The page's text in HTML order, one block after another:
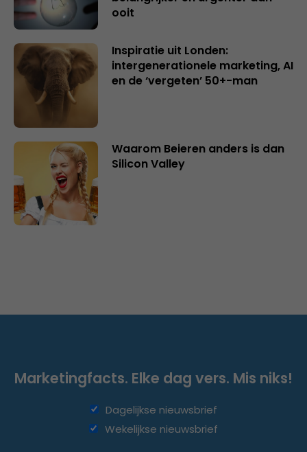
ooit
Inspiratie uit Londen:
intergenerationele marketing, AI
en de ‘vergeten’ 50+-man
Waarom Beieren anders is dan
Silicon Valley
Marketingfacts. Elke dag vers. Mis niks!
Dagelijkse nieuwsbrief
Wekelijkse nieuwsbrief